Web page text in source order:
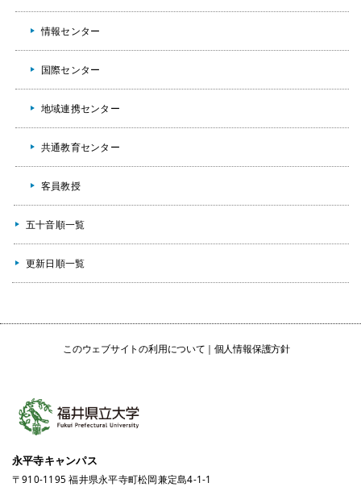
情報センター
国際センター
地域連携センター
共通教育センター
客員教授
五十音順一覧
更新日順一覧
このウェブサイトの利用について 個人情報保護方針
永平寺キャンパス
〒910-1195 福井県永平寺町松岡兼定島4-1-1